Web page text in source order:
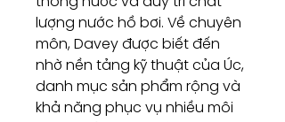
lượng nước hồ bơi. Về chuyên
môn, Davey được biết đến
nhờ nền tảng kỹ thuật của Úc,
danh mục sản phẩm rộng và
khả năng phục vụ nhiều môi